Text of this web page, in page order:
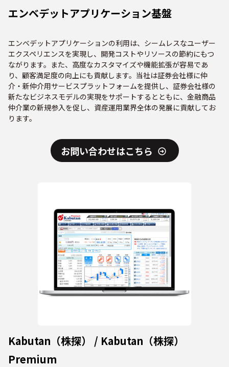
エンベデットアプリケーション基盤
エンベデットアプリケーションの利用は、シームレスなユーザー
エクスペリエンスを実現し、開発コストやリソースの節約にもつ
ながります。また、高度なカスタマイズや機能拡張が容易であ
り、顧客満足度の向上にも貢献します。当社は証券会社様に仲
介・新仲介用サービスプラットフォームを提供し、証券会社様の
新たなビジネスモデルの実現をサポートするとともに、金融商品
仲介業の新規参入を促し、資産運用業界全体の発展に貢献してお
ります。
お問い合わせはこちら
Kabutan（株探） / Kabutan（株探）
Premium